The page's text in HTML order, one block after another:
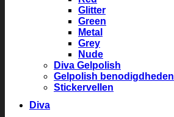
Glitter
Green
Metal
Grey
Nude
Diva Gelpolish
Gelpolish benodigdheden
Stickervellen
Diva